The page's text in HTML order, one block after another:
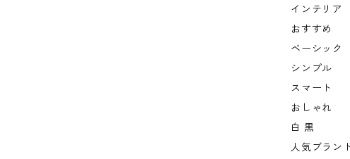
インテリア
おすすめ
ベーシック
シンプル
スマート
おしゃれ
白 黒
人気ブラン